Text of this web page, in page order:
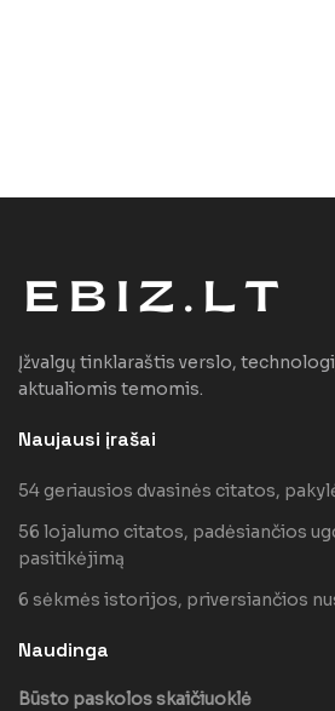
Įžvalgų tinklaraštis verslo,
aktualiomis temomis.
Naujausi įrašai
54 geriausios dvasinės citatos,
56 lojalumo citatos, padėsiančios
pasitikėjimą
6 sėkmės istorijos, priversiančios
Naudinga
Būsto paskolos skaičiuoklė